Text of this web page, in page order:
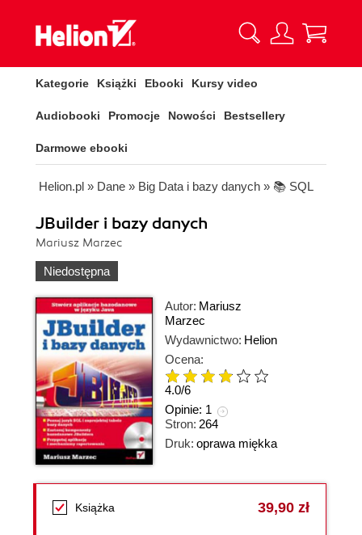
Kategorie Książki Ebooki Kursy video
Audiobooki Promocje Nowości Bestsellery
Darmowe ebooki
Helion.pl » Dane » Big Data i bazy danych » 📚 SQL
JBuilder i bazy danych
Mariusz Marzec
Niedostępna
Autor: Mariusz
Marzec
Wydawnictwo: Helion
Ocena:
4.0/6
Opinie: 1
Stron: 264
Druk: oprawa miękka
Książka 39,90 zł